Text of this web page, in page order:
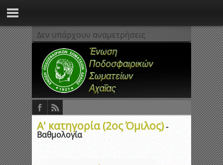
Δεν υπάρχουν αναμετρήσεις
Α' κατηγορία (2ος Όμιλος)-
Βαθμολογία